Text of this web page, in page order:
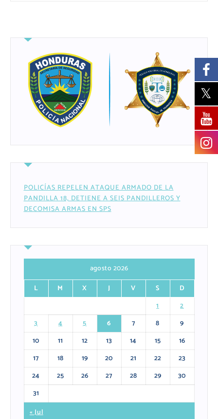
POLICÍAS REPELEN ATAQUE ARMADO DE LA
PANDILLA 18, DETIENE A SEIS PANDILLEROS Y
DECOMISA ARMAS EN SPS
agosto 2026
L
M X J V S
D
1
2
3
4 5 6 7 8
9
10
11 12 13 14 15
16
17
18 19 20 21 22
23
24
25 26 27 28 29
30
31
« Jul